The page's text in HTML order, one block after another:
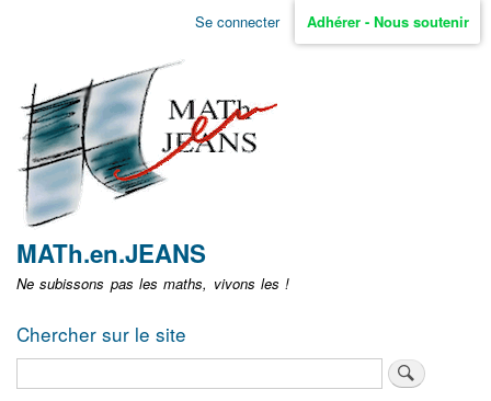
Aller
non
identifié
Se connecter Adhérer - Nous soutenir
MATh.en.JEANS
Ne subissons pas les maths, vivons les !
Chercher sur le site